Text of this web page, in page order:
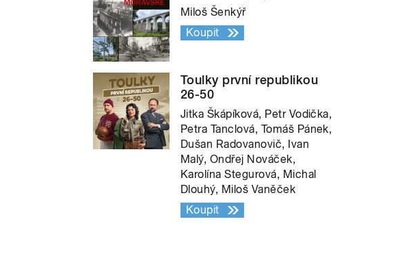
Miloš Šenkýř
Koupit
Toulky první republikou
26-50
Jitka Škápíková, Petr Vodička,
Petra Tanclová, Tomáš Pánek,
Dušan Radovanovič, Ivan
Malý, Ondřej Nováček,
Karolína Stegurová, Michal
Dlouhý, Miloš Vaněček
Koupit